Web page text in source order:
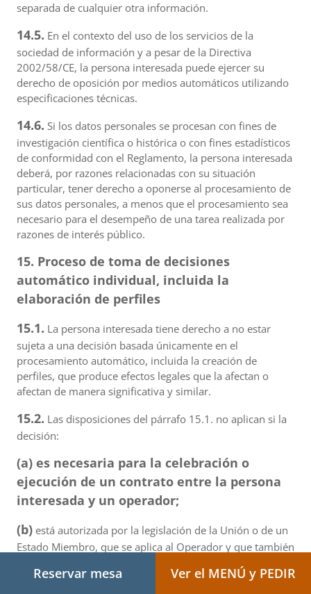
separada de cualquier otra información.
14.5. En el contexto del uso de los servicios de la
sociedad de información y a pesar de la Directiva
2002/58/CE, la persona interesada puede ejercer su
derecho de oposición por medios automáticos utilizando
especificaciones técnicas.
14.6. Si los datos personales se procesan con fines de
investigación científica o histórica o con fines estadísticos
de conformidad con el Reglamento, la persona interesada
deberá, por razones relacionadas con su situación
particular, tener derecho a oponerse al procesamiento de
sus datos personales, a menos que el procesamiento sea
necesario para el desempeño de una tarea realizada por
razones de interés público.
15. Proceso de toma de decisiones
automático individual, incluida la
elaboración de perfiles
15.1. La persona interesada tiene derecho a no estar
sujeta a una decisión basada únicamente en el
procesamiento automático, incluida la creación de
perfiles, que produce efectos legales que la afectan o
afectan de manera significativa y similar.
15.2. Las disposiciones del párrafo 15.1. no aplican si la
decisión:
(a) es necesaria para la celebración o
ejecución de un contrato entre la persona
interesada y un operador;
(b) está autorizada por la legislación de la Unión o de un
Estado Miembro, que se aplica al Operador y que también
derechos, libertades e intereses legítimos de la persona
Reservar mesa Ver el MENÚ y PEDIR